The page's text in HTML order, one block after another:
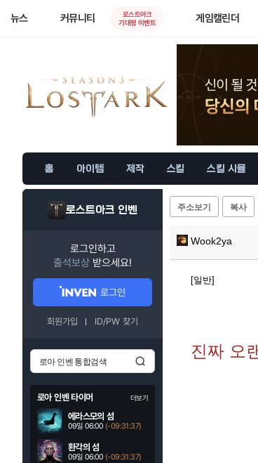
뉴스 커뮤니티
로스트아크
기대평 이벤트
게임캘린더
홈 아이템 제작 스킬 스킬 시뮬
로스트아크 인벤
로그인하고
출석보상 받으세요!
로그인
회원가입 ID/PW 찾기
로아 인벤 타이머 더보기
에라스모의 섬
09일 06:00 (-09:31:36)
환각의 섬
09일 06:00 (-09:31:36)
주소보기 복사
Wook2ya
[일반]
진짜 오